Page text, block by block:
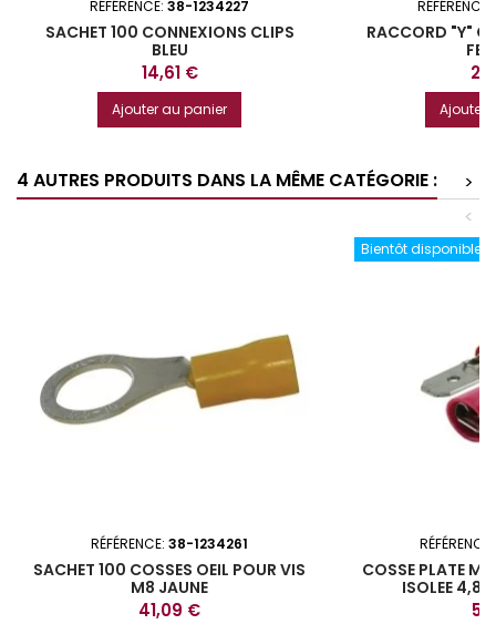
RÉFÉRENCE: 38-1234227
SACHET 100 CONNEXIONS CLIPS
BLEU
Prix
14,61 €
Ajouter au panier
RÉFÉRENCE:
RACCORD "Y"
Prix
Ajouter
4 AUTRES PRODUITS DANS LA MÊME CATÉGORIE :
>
<
RÉFÉRENCE: 38-1234261
SACHET 100 COSSES OEIL POUR VIS
M8 JAUNE
Prix
41,09 €
Bientôt disponible
RÉFÉRENCE:
COSSE PLATE
ISOLEE 4,8
Prix